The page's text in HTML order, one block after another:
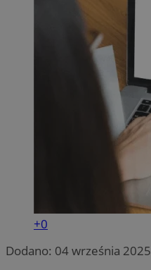
+0
Dodano: 04 września 2025